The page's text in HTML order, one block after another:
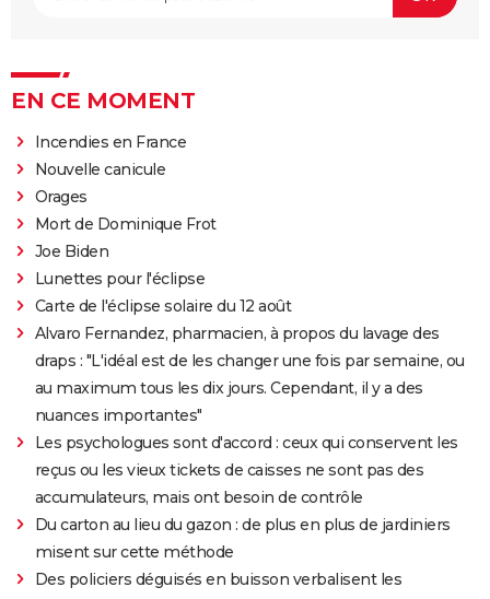
EN CE MOMENT
Incendies en France
Nouvelle canicule
Orages
Mort de Dominique Frot
Joe Biden
Lunettes pour l'éclipse
Carte de l'éclipse solaire du 12 août
Alvaro Fernandez, pharmacien, à propos du lavage des
draps : "L'idéal est de les changer une fois par semaine, ou
au maximum tous les dix jours. Cependant, il y a des
nuances importantes"
Les psychologues sont d'accord : ceux qui conservent les
reçus ou les vieux tickets de caisses ne sont pas des
accumulateurs, mais ont besoin de contrôle
Du carton au lieu du gazon : de plus en plus de jardiniers
misent sur cette méthode
Des policiers déguisés en buisson verbalisent les